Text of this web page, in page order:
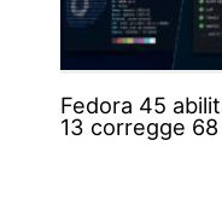
Fedora 45
13 corregge